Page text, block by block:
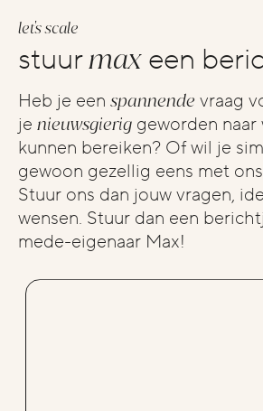
let's scale
stuurmaxeen
Heb je een spannende vraag
je nieuwsgierig geworden naar
kunnen bereiken? Of wil je
gewoon gezellig eens met ons
Stuur ons dan jouw vragen,
wensen. Stuur dan een
mede-eigenaar Max!